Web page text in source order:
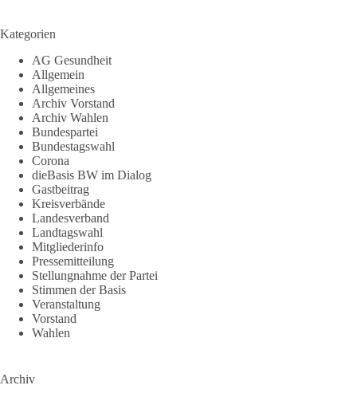
Kategorien
AG Gesundheit
Allgemein
Allgemeines
Archiv Vorstand
Archiv Wahlen
Bundespartei
Bundestagswahl
Corona
dieBasis BW im Dialog
Gastbeitrag
Kreisverbände
Landesverband
Landtagswahl
Mitgliederinfo
Pressemitteilung
Stellungnahme der Partei
Stimmen der Basis
Veranstaltung
Vorstand
Wahlen
Archiv